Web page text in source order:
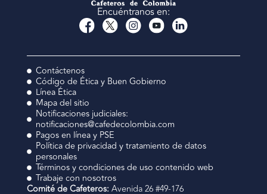
Encuéntranos en:
Contáctenos
Código de Ética y Buen Gobierno
Línea Ética
Mapa del sitio
Notificaciones judiciales:
notificaciones@cafedecolombia.com
Pagos en línea y PSE
Política de privacidad y tratamiento de datos
personales
Términos y condiciones de uso contenido web
Trabaje con nosotros
Comité de Cafeteros: Avenida 26 #49-176